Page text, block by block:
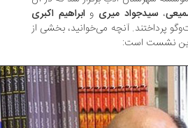
سیدجواد میری وابراهیم اکبری
آنچه می‌خوانید، بخشی از
است: